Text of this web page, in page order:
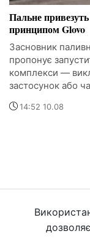
Пальне
принципом Glovo
Засновник
пропонує
комплекси —
застосунок або
14:52 10.08